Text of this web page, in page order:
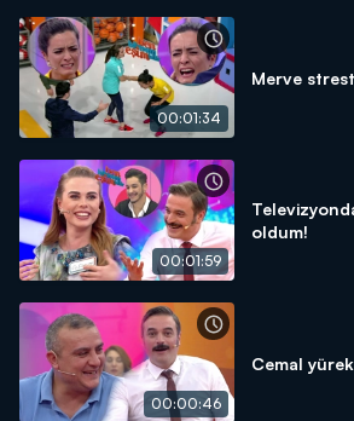
00:01:34
Merve
00:01:59
oldum!
00:00:46
Cemal